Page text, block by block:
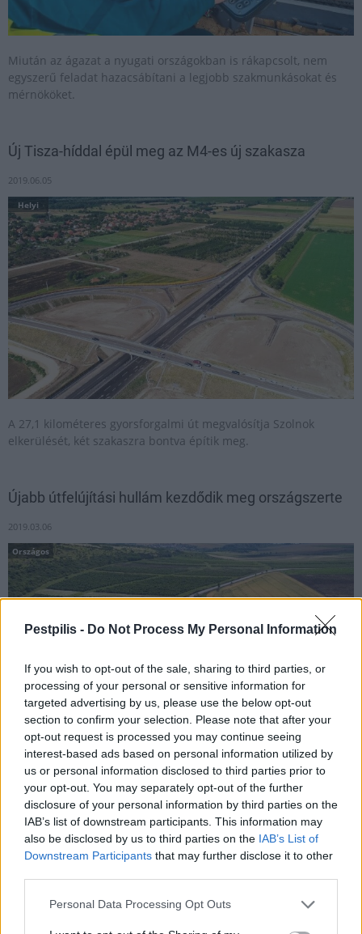
Pestpilis - Do Not Process My Personal Information
If you wish to opt-out of the sale, sharing to third parties, or
processing of your personal or sensitive information for
targeted advertising by us, please use the below opt-out
section to confirm your selection. Please note that after your
opt-out request is processed you may continue seeing
interest-based ads based on personal information utilized by
us or personal information disclosed to third parties prior to
your opt-out. You may separately opt-out of the further
disclosure of your personal information by third parties on the
IAB’s list of downstream participants. This information may
also be disclosed by us to third parties on the IAB’s List of
Downstream Participants that may further disclose it to other
Personal Data Processing Opt Outs
Miután az ágazat a nyugati országokban is rákapcsolt, nem
egyszerű feladat hazacsábítani a legjobb szakmunkásokat és
mérnököket.
Új Tisza-híddal épül meg az M4-es új szakasza
2019.06.05
Helyi
A 27,1 kilométeres gyorsforgalmi út megvalósítja Szolnok
elkerülését, két szakaszra bontva építik meg.
Újabb útfelújítási hullám kezdődik meg országszerte
2019.03.06
Országos
Összesen mintegy 50 kilométeren újulnak meg az utak és
kerékpárutak, ezen kívül pedig hidak és csomópontok is
újjászületnek.
Így támogatják az építőipari cégek a jövő mérnökeit
A BME és a SZIE elsőéves hallgatói előadásokkal és hasznos
ajándékokkal gazdagodtak a Magyar Építő, a Duna Aszfalt és a